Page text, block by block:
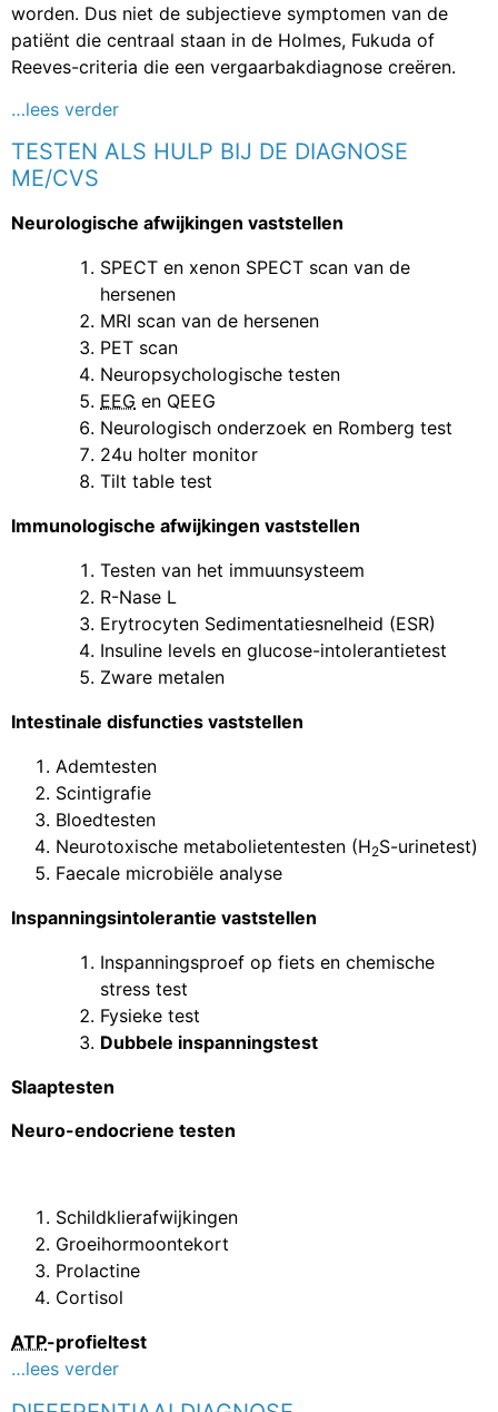
worden. Dus niet de subjectieve symptomen van de
patiënt die centraal staan in de Holmes, Fukuda of
Reeves-criteria die een vergaarbakdiagnose creëren.
…lees verder
TESTEN ALS HULP BIJ DE DIAGNOSE
ME/CVS
Neurologische afwijkingen vaststellen
SPECT en xenon SPECT scan van de
hersenen
MRI scan van de hersenen
PET scan
Neuropsychologische testen
EEG en QEEG
Neurologisch onderzoek en Romberg test
24u holter monitor
Tilt table test
Immunologische afwijkingen vaststellen
Testen van het immuunsysteem
R-Nase L
Erytrocyten Sedimentatiesnelheid (ESR)
Insuline levels en glucose-intolerantietest
Zware metalen
Intestinale disfuncties vaststellen
Ademtesten
Scintigrafie
Bloedtesten
Neurotoxische metabolietentesten (H2S-urinetest)
Faecale microbiële analyse
Inspanningsintolerantie vaststellen
Inspanningsproef op fiets en chemische
stress test
Fysieke test
Dubbele inspanningstest
Slaaptesten
Neuro-endocriene testen
Schildklierafwijkingen
Groeihormoontekort
Prolactine
Cortisol
ATP-profieltest
…lees verder